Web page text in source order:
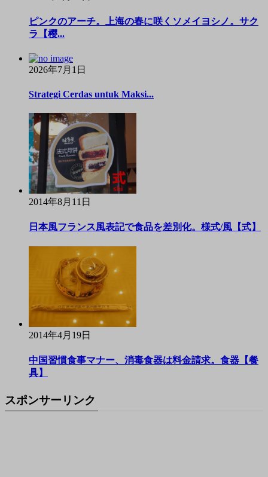
ピンクのアーチ。上海の春に咲くソメイヨシノ。サク
ラ【樱...
2026年7月1日
Strategi Cerdas untuk Maksi...
2014年8月11日
日本風フランス風表記で食品を差別化。様式/風【式】
2014年4月19日
中国習慣食事マナー、消毒食器は料金請求。食器【餐
具】
スポンサーリンク